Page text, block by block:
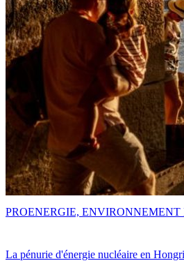
La pénurie d'énergie nucléaire en
PROENERGIE, ENVIRONNEMENT